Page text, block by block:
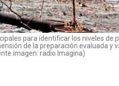
para identificar los niveles de
de la preparación evaluada y
imagen: radio Imagina)